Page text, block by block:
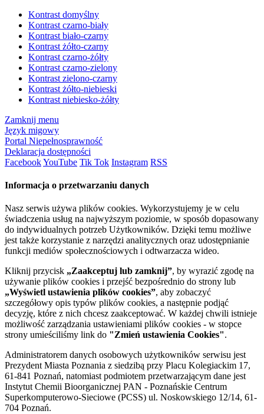
Kontrast domyślny
Kontrast czarno-biały
Kontrast biało-czarny
Kontrast żółto-czarny
Kontrast czarno-żółty
Kontrast czarno-zielony
Kontrast zielono-czarny
Kontrast żółto-niebieski
Kontrast niebiesko-żółty
Zamknij menu
Język migowy
Portal Niepełnosprawność
Deklaracja dostępności
FacebookYouTube Tik Tok Instagram RSS
Informacja o przetwarzaniu danych
Nasz serwis używa plików cookies. Wykorzystujemy je w celu
świadczenia usług na najwyższym poziomie, w sposób dopasowany
do indywidualnych potrzeb Użytkowników. Dzięki temu możliwe
jest także korzystanie z narzędzi analitycznych oraz udostępnianie
funkcji mediów społecznościowych i odtwarzacza wideo.
Kliknij przycisk „Zaakceptuj lub zamknij”, by wyrazić zgodę na
używanie plików cookies i przejść bezpośrednio do strony lub
„Wyświetl ustawienia plików cookies”, aby zobaczyć
szczegółowy opis typów plików cookies, a następnie podjąć
decyzję, które z nich chcesz zaakceptować. W każdej chwili istnieje
możliwość zarządzania ustawieniami plików cookies - w stopce
strony umieściliśmy link do "Zmień ustawienia Cookies".
Administratorem danych osobowych użytkowników serwisu jest
Prezydent Miasta Poznania z siedzibą przy Placu Kolegiackim 17,
61-841 Poznań, natomiast podmiotem przetwarzającym dane jest
Instytut Chemii Bioorganicznej PAN - Poznańskie Centrum
Superkomputerowo-Sieciowe (PCSS) ul. Noskowskiego 12/14, 61-
704 Poznań.